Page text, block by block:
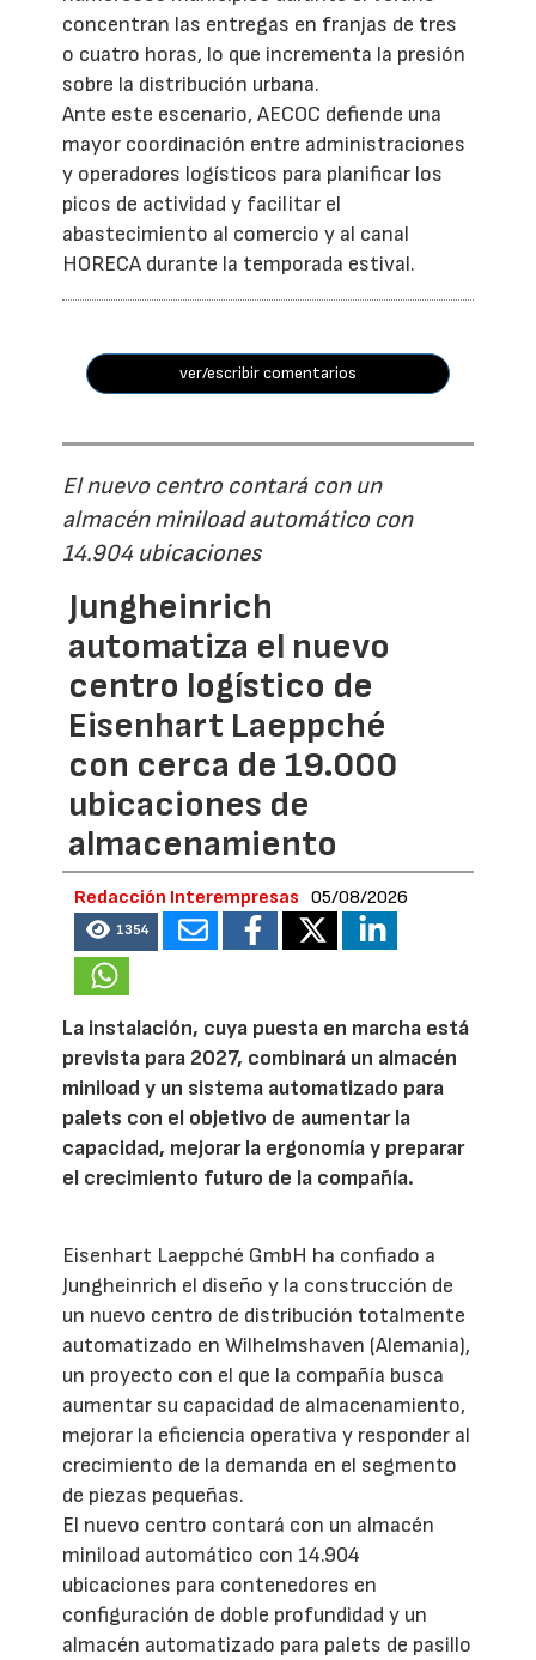
concentran las entregas en franjas de tres
o cuatro horas, lo que incrementa la presión
sobre la distribución urbana.
Ante este escenario, AECOC defiende una
mayor coordinación entre administraciones
y operadores logísticos para planificar los
picos de actividad y facilitar el
abastecimiento al comercio y al canal
HORECA durante la temporada estival.
ver/escribir comentarios
El nuevo centro contará con un
almacén miniload automático con
14.904 ubicaciones
Jungheinrich
automatiza el nuevo
centro logístico de
Eisenhart Laeppché
con cerca de 19.000
ubicaciones de
almacenamiento
Redacción Interempresas 05/08/2026
1354
La instalación, cuya puesta en marcha está
prevista para 2027, combinará un almacén
miniload y un sistema automatizado para
palets con el objetivo de aumentar la
capacidad, mejorar la ergonomía y preparar
el crecimiento futuro de la compañía.
Eisenhart Laeppché GmbH ha confiado a
Jungheinrich el diseño y la construcción de
un nuevo centro de distribución totalmente
automatizado en Wilhelmshaven (Alemania),
un proyecto con el que la compañía busca
aumentar su capacidad de almacenamiento,
mejorar la eficiencia operativa y responder al
crecimiento de la demanda en el segmento
de piezas pequeñas.
El nuevo centro contará con un almacén
miniload automático con 14.904
ubicaciones para contenedores en
configuración de doble profundidad y un
almacén automatizado para palets de pasillo